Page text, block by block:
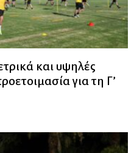
και υψηλές
για τη Γ’